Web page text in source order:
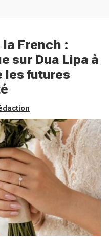
French :
sur Dua Lipa à
les futures